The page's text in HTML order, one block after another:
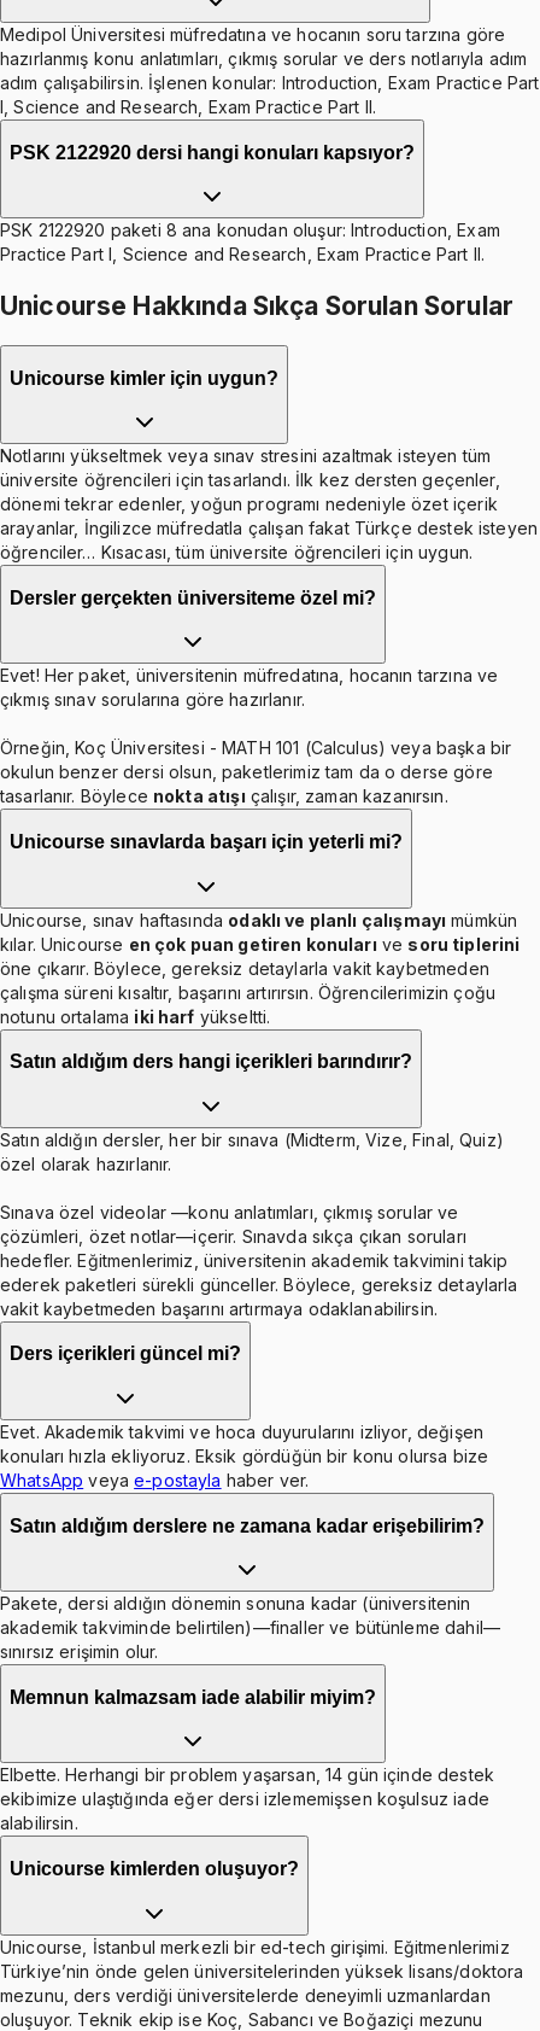
Medipol Üniversitesi müfredatına ve hocanın soru tarzına göre
hazırlanmış konu anlatımları, çıkmış sorular ve ders notlarıyla adım
adım çalışabilirsin. İşlenen konular: Introduction, Exam Practice Part
I, Science and Research, Exam Practice Part II.
PSK 2122920 dersi hangi konuları kapsıyor?
PSK 2122920 paketi 8 ana konudan oluşur: Introduction, Exam
Practice Part I, Science and Research, Exam Practice Part II.
Unicourse Hakkında Sıkça Sorulan Sorular
Unicourse kimler için uygun?
Notlarını yükseltmek veya sınav stresini azaltmak isteyen tüm
üniversite öğrencileri için tasarlandı. İlk kez dersten geçenler,
dönemi tekrar edenler, yoğun programı nedeniyle özet içerik
arayanlar, İngilizce müfredatla çalışan fakat Türkçe destek isteyen
öğrenciler… Kısacası, tüm üniversite öğrencileri için uygun.
Dersler gerçekten üniversiteme özel mi?
Evet! Her paket, üniversitenin müfredatına, hocanın tarzına ve
çıkmış sınav sorularına göre hazırlanır.
Örneğin, Koç Üniversitesi - MATH 101 (Calculus) veya başka bir
okulun benzer dersi olsun, paketlerimiz tam da o derse göre
tasarlanır. Böylece nokta atışı çalışır, zaman kazanırsın.
Unicourse sınavlarda başarı için yeterli mi?
Unicourse, sınav haftasında odaklı ve planlı çalışmayı mümkün
kılar. Unicourse en çok puan getiren konuları ve soru tiplerini
öne çıkarır. Böylece, gereksiz detaylarla vakit kaybetmeden
çalışma süreni kısaltır, başarını artırırsın. Öğrencilerimizin çoğu
notunu ortalama iki harf yükseltti.
Satın aldığım ders hangi içerikleri barındırır?
Satın aldığın dersler, her bir sınava (Midterm, Vize, Final, Quiz)
özel olarak hazırlanır.
Sınava özel videolar —konu anlatımları, çıkmış sorular ve
çözümleri, özet notlar—içerir. Sınavda sıkça çıkan soruları
hedefler. Eğitmenlerimiz, üniversitenin akademik takvimini takip
ederek paketleri sürekli günceller. Böylece, gereksiz detaylarla
vakit kaybetmeden başarını artırmaya odaklanabilirsin.
Ders içerikleri güncel mi?
Evet. Akademik takvimi ve hoca duyurularını izliyor, değişen
konuları hızla ekliyoruz. Eksik gördüğün bir konu olursa bize
WhatsApp veya e-postayla haber ver.
Satın aldığım derslere ne zamana kadar erişebilirim?
Pakete, dersi aldığın dönemin sonuna kadar (üniversitenin
akademik takviminde belirtilen)—finaller ve bütünleme dahil—
sınırsız erişimin olur.
Memnun kalmazsam iade alabilir miyim?
Elbette. Herhangi bir problem yaşarsan, 14 gün içinde destek
ekibimize ulaştığında eğer dersi izlememişsen koşulsuz iade
alabilirsin.
Unicourse kimlerden oluşuyor?
Unicourse, İstanbul merkezli bir ed-tech girişimi. Eğitmenlerimiz
Türkiye’nin önde gelen üniversitelerinden yüksek lisans/doktora
mezunu, ders verdiği üniversitelerde deneyimli uzmanlardan
oluşuyor. Teknik ekip ise Koç, Sabancı ve Boğaziçi mezunu